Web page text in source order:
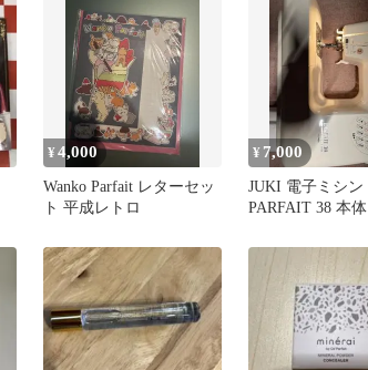
¥4,000
Wanko Parfait レターセッ
ト 平成レトロ
¥ 7,000
JUKI 電子ミシン
PARFAIT 38 本体